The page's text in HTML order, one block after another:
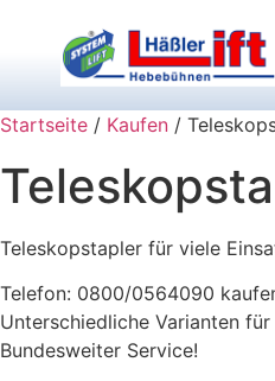
Startseite / Kaufen /
Teleskopstapler für viele
Telefon: 0800/0564090
Unterschiedliche Varianten
Bundesweiter Service!